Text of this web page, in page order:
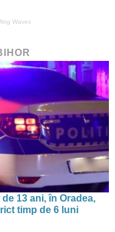
Waves
13 ani, în Oradea,
timp de 6 luni